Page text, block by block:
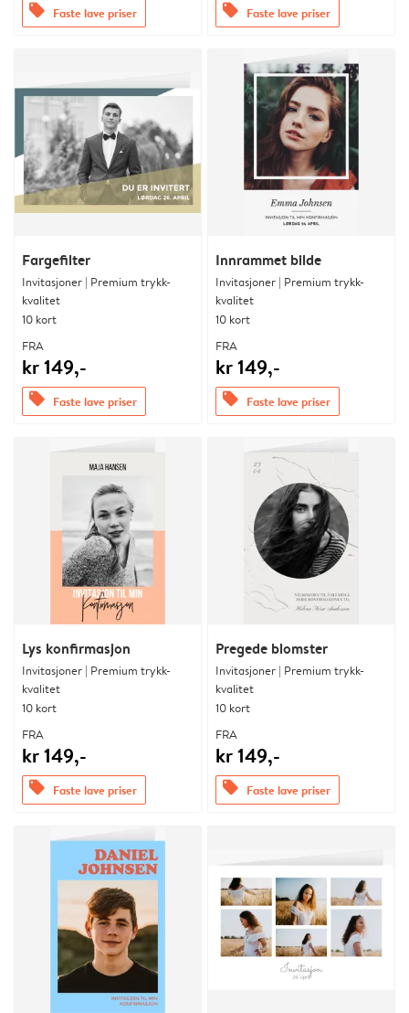
offers Faste lave priser offers Faste lave priser
Fargefilter
Invitasjoner | Premium trykk-
kvalitet
10 kort
FRA
kr 149,-
offers Faste lave priser
Innrammet bilde
Invitasjoner | Premium trykk-
kvalitet
10 kort
FRA
kr 149,-
offers Faste lave priser
Lys konfirmasjon
Invitasjoner | Premium trykk-
kvalitet
10 kort
FRA
kr 149,-
offers Faste lave priser
Pregede blomster
Invitasjoner | Premium trykk-
kvalitet
10 kort
FRA
kr 149,-
offers Faste lave priser